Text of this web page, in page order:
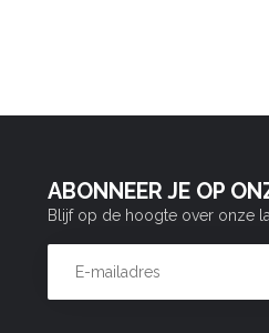
ABONNEER JE OP
Blijf op de hoogte over onze